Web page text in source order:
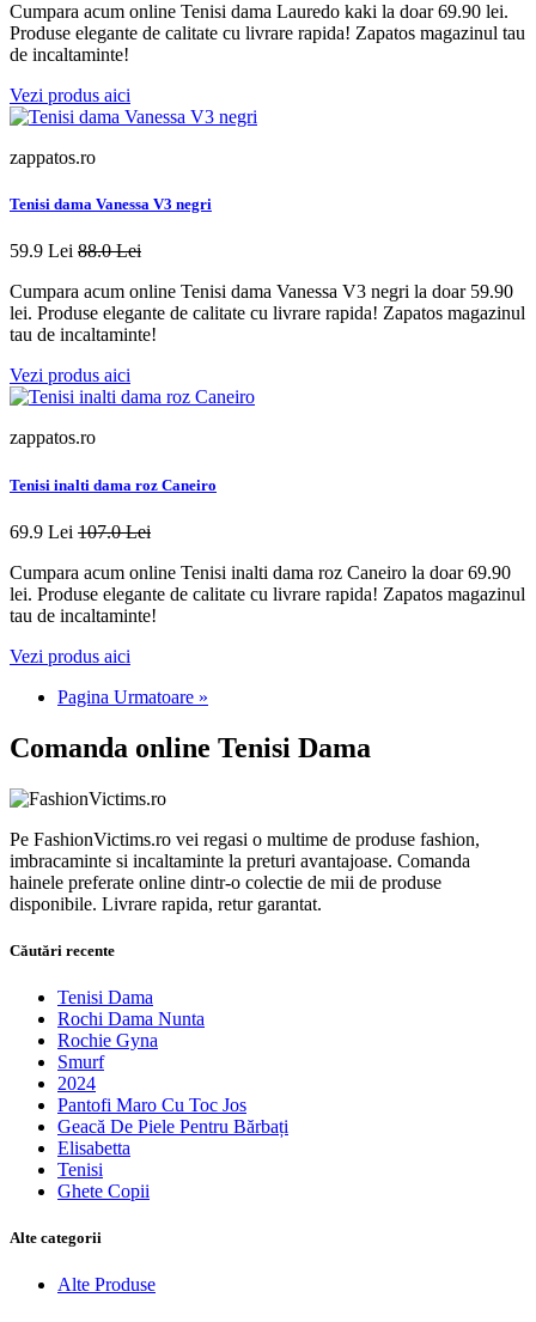
Cumpara acum online Tenisi dama Lauredo kaki la doar 69.90 lei.
Produse elegante de calitate cu livrare rapida! Zapatos magazinul tau
de incaltaminte!
Vezi produs aici
zappatos.ro
Tenisi dama Vanessa V3 negri
59.9 Lei 88.0 Lei
Cumpara acum online Tenisi dama Vanessa V3 negri la doar 59.90
lei. Produse elegante de calitate cu livrare rapida! Zapatos magazinul
tau de incaltaminte!
Vezi produs aici
zappatos.ro
Tenisi inalti dama roz Caneiro
69.9 Lei 107.0 Lei
Cumpara acum online Tenisi inalti dama roz Caneiro la doar 69.90
lei. Produse elegante de calitate cu livrare rapida! Zapatos magazinul
tau de incaltaminte!
Vezi produs aici
Pagina Urmatoare »
Comanda online Tenisi Dama
Pe FashionVictims.ro vei regasi o multime de produse fashion,
imbracaminte si incaltaminte la preturi avantajoase. Comanda
hainele preferate online dintr-o colectie de mii de produse
disponibile. Livrare rapida, retur garantat.
Căutări recente
Tenisi Dama
Rochi Dama Nunta
Rochie Gyna
Smurf
2024
Pantofi Maro Cu Toc Jos
Geacă De Piele Pentru Bărbați
Elisabetta
Tenisi
Ghete Copii
Alte categorii
Alte Produse